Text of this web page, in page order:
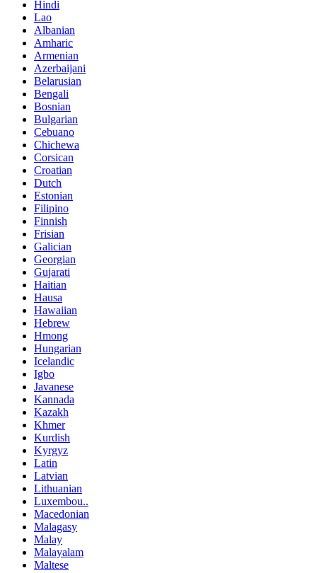
Hindi
Lao
Albanian
Amharic
Armenian
Azerbaijani
Belarusian
Bengali
Bosnian
Bulgarian
Cebuano
Chichewa
Corsican
Croatian
Dutch
Estonian
Filipino
Finnish
Frisian
Galician
Georgian
Gujarati
Haitian
Hausa
Hawaiian
Hebrew
Hmong
Hungarian
Icelandic
Igbo
Javanese
Kannada
Kazakh
Khmer
Kurdish
Kyrgyz
Latin
Latvian
Lithuanian
Luxembou..
Macedonian
Malagasy
Malay
Malayalam
Maltese